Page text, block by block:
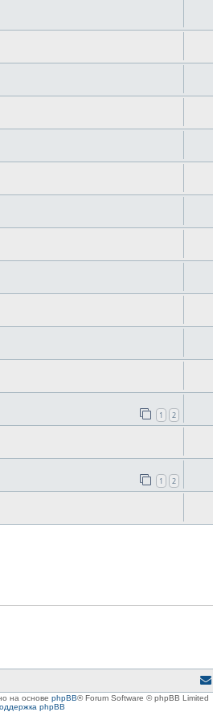
1 2
1 2
на основе phpBB® Forum Software © phpBB Limited
phpBB